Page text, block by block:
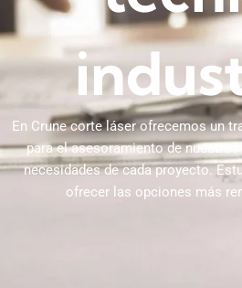
En Crune corte láser ofrecemos un
para el asesoramiento de
necesidades de cada proyecto.
ofrecer las opciones más